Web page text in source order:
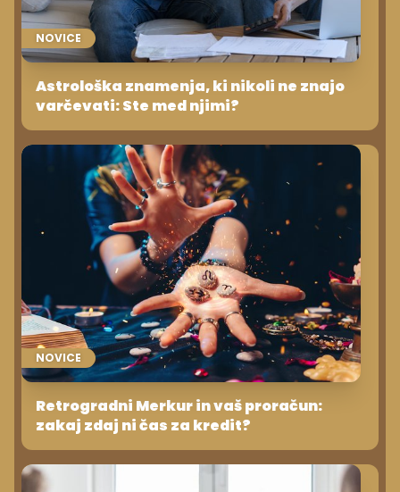
NOVICE
Astrološka znamenja, ki nikoli ne znajo
varčevati: Ste med njimi?
NOVICE
Retrogradni Merkur in vaš proračun:
zakaj zdaj ni čas za kredit?